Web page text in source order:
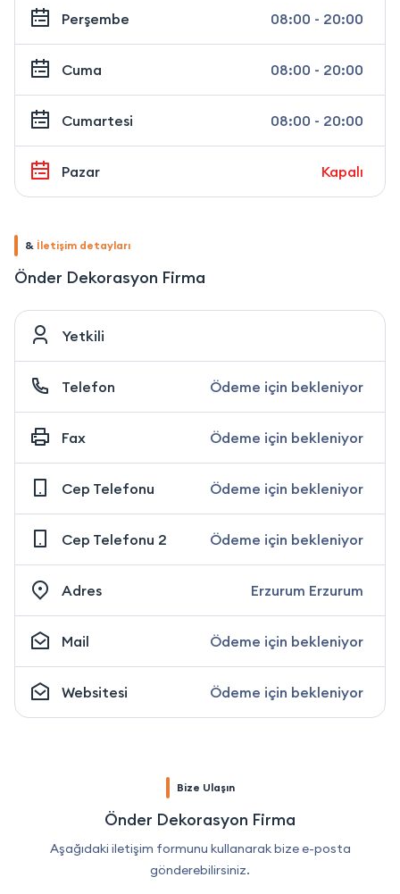
Perşembe 08:00 - 20:00
Cuma 08:00 - 20:00
Cumartesi 08:00 - 20:00
Pazar Kapalı
& İletişim detayları
Önder Dekorasyon Firma
Yetkili
Telefon Ödeme için bekleniyor
Fax Ödeme için bekleniyor
Cep Telefonu Ödeme için bekleniyor
Cep Telefonu 2 Ödeme için bekleniyor
Adres Erzurum Erzurum
Mail Ödeme için bekleniyor
Websitesi Ödeme için bekleniyor
Bize Ulaşın
Önder Dekorasyon Firma
Aşağıdaki iletişim formunu kullanarak bize e-posta
gönderebilirsiniz.